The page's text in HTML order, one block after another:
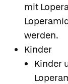
mit
werden.
Kinder
Kinder